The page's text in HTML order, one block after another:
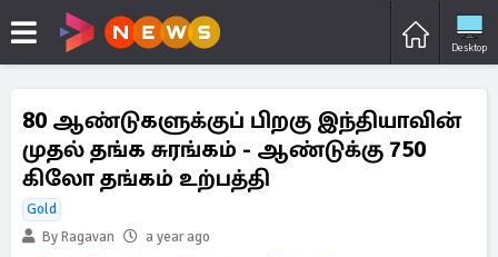
Desktop
80 ஆண்டுகளுக்குப் பிறகு இந்தியாவின்
முதல் தங்க சுரங்கம் - ஆண்டுக்கு 750
கிலோ தங்கம் உற்பத்தி
Gold
By Ragavan
a year ago